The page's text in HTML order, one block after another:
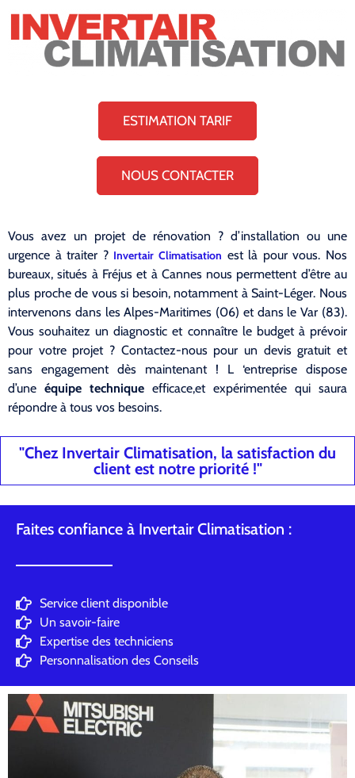
ESTIMATION TARIF
NOUS CONTACTER
Vous avez un projet de rénovation ? d’installation ou une
urgence à traiter ? Invertair Climatisation est là pour vous. Nos
bureaux, situés à Fréjus et à Cannes nous permettent d’être au
plus proche de vous si besoin, notamment à Saint-Léger. Nous
intervenons dans les Alpes-Maritimes (06) et dans le Var (83).
Vous souhaitez un diagnostic et connaître le budget à prévoir
pour votre projet ? Contactez-nous pour un devis gratuit et
sans engagement dès maintenant ! L ‘entreprise dispose
d’une équipe technique efficace,et expérimentée qui saura
répondre à tous vos besoins.
"Chez Invertair Climatisation, la satisfaction du
client est notre priorité !"
Faites confiance à Invertair Climatisation :
Service client disponible
Un savoir-faire
Expertise des techniciens
Personnalisation des Conseils